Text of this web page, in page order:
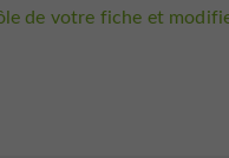
de votre fiche et